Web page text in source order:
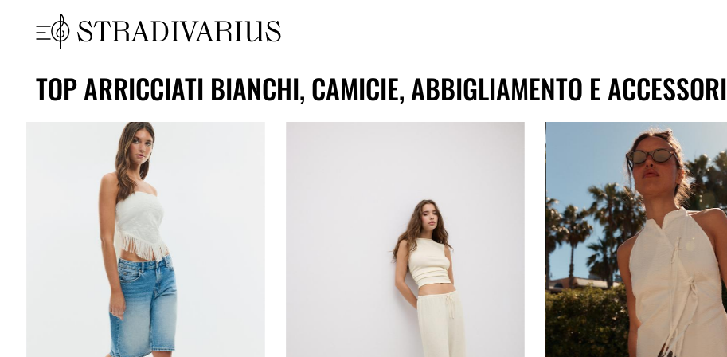
TOP ARRICCIATI BIANCHI, CAMICIE, ABBIGLIAMENTO E ACCESSORI